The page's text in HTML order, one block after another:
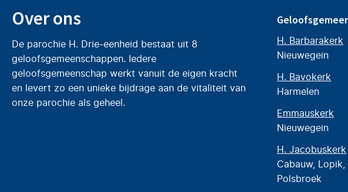
Over ons
De parochie H. Drie-eenheid bestaat uit 8
geloofsgemeenschappen. Iedere
geloofsgemeenschap werkt vanuit de eigen kracht
en levert zo een unieke bijdrage aan de vitaliteit van
onze parochie als geheel.
H. Barbarakerk
Nieuwegein
H. Bavokerk
Harmelen
Emmauskerk
Nieuwegein
H. Jacobuskerk
Cabauw, Lopik,
Polsbroek